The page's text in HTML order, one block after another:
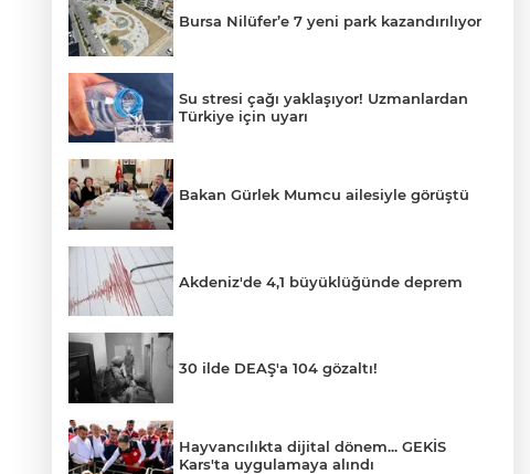
Bursa Nilüfer’e 7 yeni park kazandırılıyor
Su stresi çağı yaklaşıyor! Uzmanlardan
Türkiye için uyarı
Bakan Gürlek Mumcu ailesiyle görüştü
Akdeniz'de 4,1 büyüklüğünde deprem
30 ilde DEAŞ'a 104 gözaltı!
Hayvancılıkta dijital dönem... GEKİS
Kars'ta uygulamaya alındı